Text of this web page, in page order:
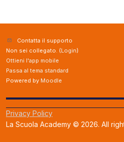
Contatta il supporto
Non sei collegato. (Login)
Ottieni l'app mobile
Passa al tema standard
Powered by Moodle
Privacy Policy
La Scuola Academy © 2026. All